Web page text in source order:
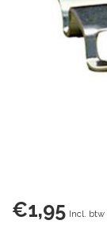
€1,95 Incl. btw